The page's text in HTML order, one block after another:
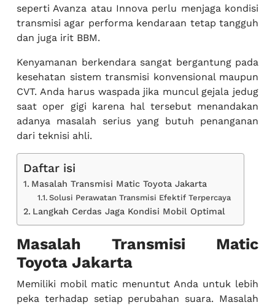
seperti Avanza atau Innova perlu menjaga kondisi
transmisi agar performa kendaraan tetap tangguh
dan juga irit BBM.
Kenyamanan berkendara sangat bergantung pada
kesehatan sistem transmisi konvensional maupun
CVT. Anda harus waspada jika muncul gejala jedug
saat oper gigi karena hal tersebut menandakan
adanya masalah serius yang butuh penanganan
dari teknisi ahli.
Daftar isi
Masalah Transmisi Matic Toyota Jakarta
Solusi Perawatan Transmisi Efektif Terpercaya
Langkah Cerdas Jaga Kondisi Mobil Optimal
Masalah Transmisi Matic
Toyota Jakarta
Memiliki mobil matic menuntut Anda untuk lebih
peka terhadap setiap perubahan suara. Masalah